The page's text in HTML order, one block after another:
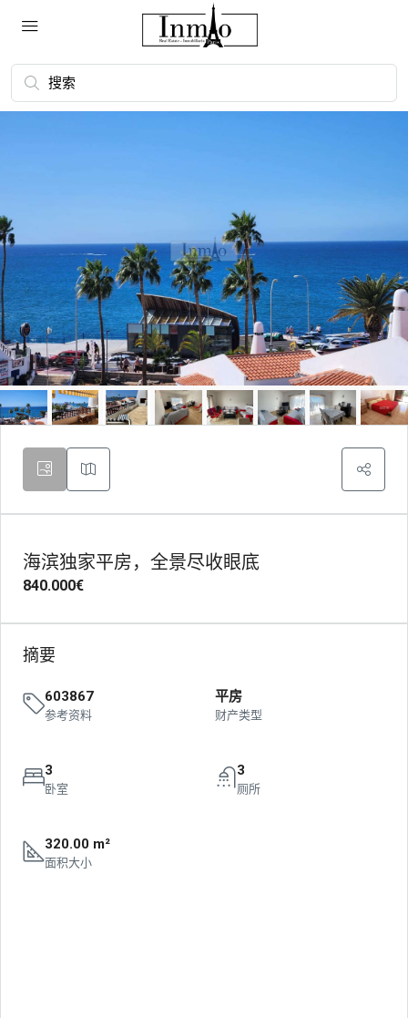
海滨独家平房，全景尽收眼底
840.000€
摘要
603867
参考资料
平房
财产类型
3
卧室
3
厕所
320.00 m²
面积大小